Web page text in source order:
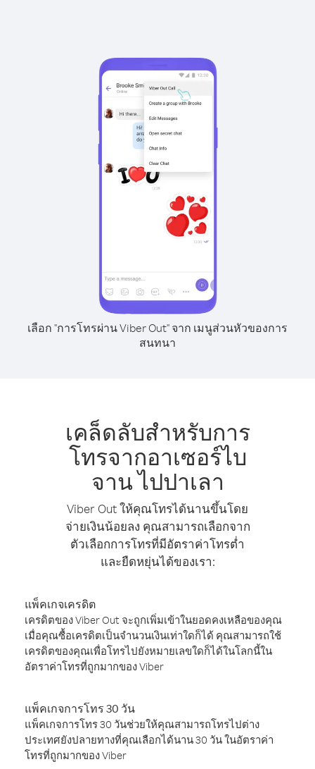
เลือก "การโทรผ่าน Viber Out" จาก เมนูส่วนหัวของการ
สนทนา
เคล็ดลับสำหรับการ
โทรจากอาเซอร์ไบ
จาน ไปปาเลา
Viber Out ให้คุณโทรได้นานขึ้นโดย
จ่ายเงินน้อยลง คุณสามารถเลือกจาก
ตัวเลือกการโทรที่มีอัตราค่าโทรต่ำ
และยืดหยุ่นได้ของเรา:
แพ็คเกจเครดิต
เครดิตของ Viber Out จะถูกเพิ่มเข้าในยอดคงเหลือของคุณ
เมื่อคุณซื้อเครดิตเป็นจำนวนเงินเท่าใดก็ได้ คุณสามารถใช้
เครดิตของคุณเพื่อโทรไปยังหมายเลขใดก็ได้ในโลกนี้ใน
อัตราค่าโทรที่ถูกมากของ Viber
แพ็คเกจการโทร 30 วัน
แพ็คเกจการโทร 30 วันช่วยให้คุณสามารถโทรไปต่าง
ประเทศยังปลายทางที่คุณเลือกได้นาน 30 วัน ในอัตราค่า
โทรที่ถูกมากของ Viber